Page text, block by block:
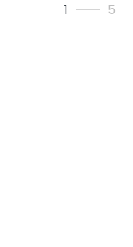
1 5